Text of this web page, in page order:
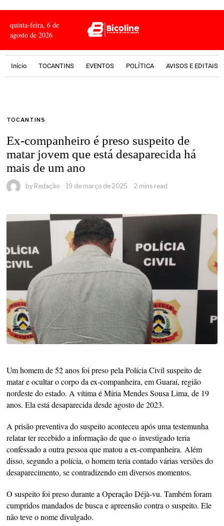
quinta-feira, 6 de
agosto de 2026
Início TOCANTINS EVENTOS POLÍTICA AVISOS E EDITAIS
TOCANTINS
Ex-companheiro é preso suspeito de
matar jovem que está desaparecida há
mais de um ano
by Redação 19 de março de 2025 2 mins read
Um homem de 52 anos foi preso pela Polícia Civil suspeito de
matar e ocultar o corpo da ex-companheira, em Guaraí, região
nordeste do estado. A vítima é Míria Mendes Sousa Lima, de 19
anos. Ela está desaparecida desde agosto de 2023.
A prisão preventiva do suspeito aconteceu após uma testemunha
relatar ter recebido a informação de que o investigado teria
confessado a outra pessoa que matou a ex-companheira. Além
disso, segundo a polícia, o homem teria contado várias versões do
desaparecimento, se contradizendo em diversos momentos.
O suspeito foi preso durante a Operação Déjà-vu. Também foram
cumpridos mandados de busca e apreensão contra o suspeito. Ele
não teve o nome divulgado.